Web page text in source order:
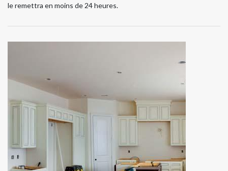
le remettra en moins de 24 heures.